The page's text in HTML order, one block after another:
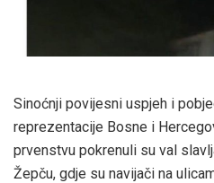
Sinoćnji povijesni uspjeh i
reprezentacije Bosne i
prvenstvu pokrenuli su val
Žepču, gdje su navijači na